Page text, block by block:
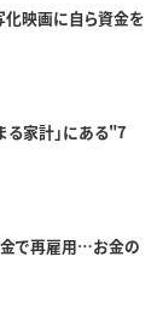
化映画に自ら資金を
る家計」にある"7
金で再雇用…お金の